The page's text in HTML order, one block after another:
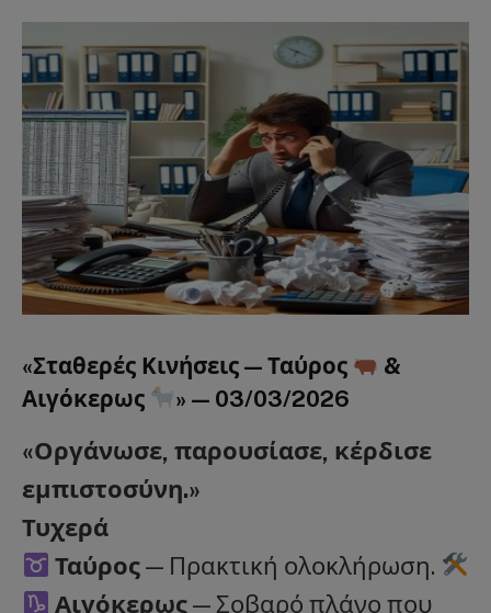
«Σταθερές Κινήσεις — Ταύρος
&
Αιγόκερως
» — 03/03/2026
«Οργάνωσε, παρουσίασε, κέρδισε
εμπιστοσύνη.»
Τυχερά
Ταύρος— Πρακτική ολοκλήρωση.
Αιγόκερως— Σοβαρό πλάνο που